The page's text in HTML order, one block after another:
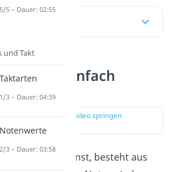
einfach
zur Stelle im Video springen
Lied, das du kennst, besteht aus
5/5 – Dauer: 02:55
und Takt
Taktarten
1/3 – Dauer: 04:39
Notenwerte
2/3 – Dauer: 03:58